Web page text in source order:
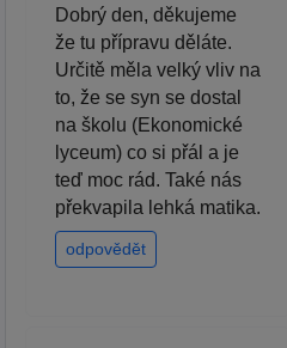
Dobrý den, děkujeme
že tu přípravu děláte.
Určitě měla velký vliv na
to, že se syn se dostal
na školu (Ekonomické
lyceum) co si přál a je
teď moc rád. Také nás
překvapila lehká matika.
odpovědět